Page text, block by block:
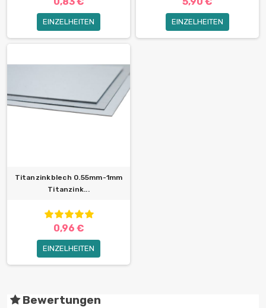
EINZELHEITEN EINZELHEITEN
Titanzinkblech 0.55mm-1mm
Titanzink...
0,96 €
EINZELHEITEN
Bewertungen